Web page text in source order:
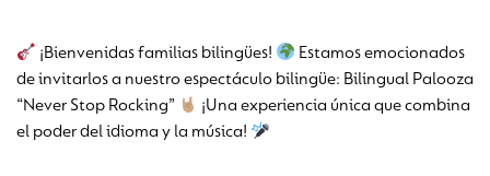
¡Bienvenidas familias bilingües!
Estamos emocionados
de invitarlos a nuestro espectáculo bilingüe: Bilingual Palooza
“Never Stop Rocking”
¡Una experiencia única que combina
el poder del idioma y la música!